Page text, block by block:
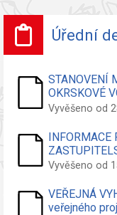
Úřední
STANOVENÍ
OKRSKOVÉ
Vyvěšeno od
INFORMACE
Vyvěšeno od
VEŘEJNÁ
veřejného